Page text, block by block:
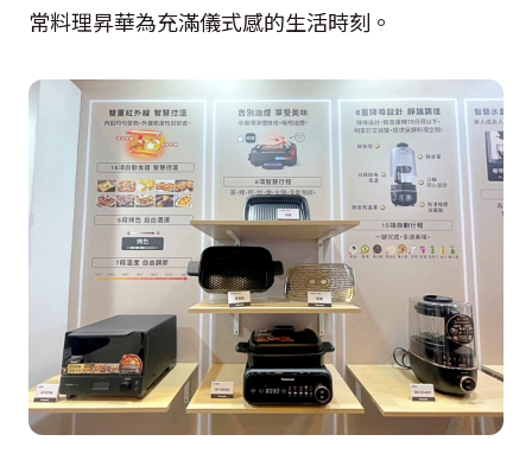
常料理昇華為充滿儀式感的生活時刻。